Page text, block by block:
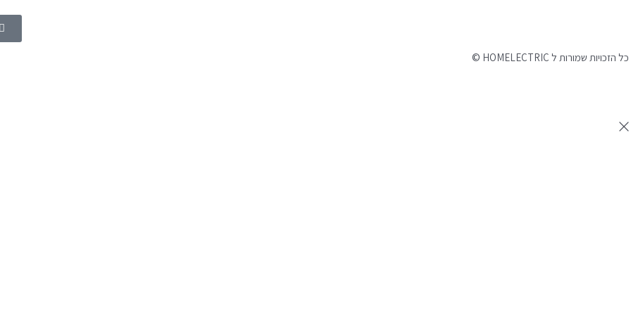
כל הזכויות שמורות ל HOMELECTRIC ©